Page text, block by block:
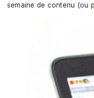
semaine de contenu (ou